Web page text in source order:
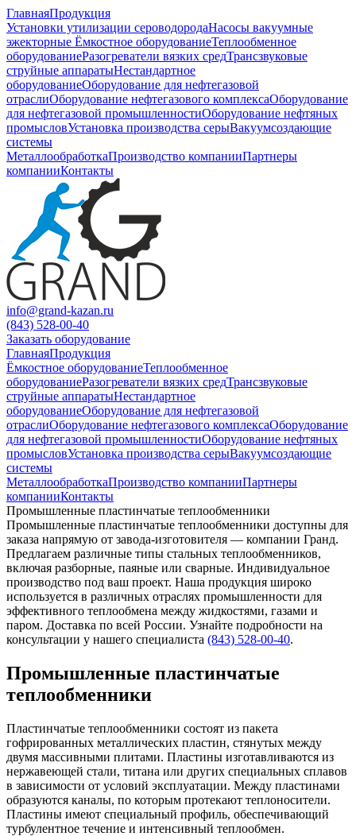
ГлавнаяПродукция
Установки утилизации сероводородаНасосы вакуумные
эжекторные Ёмкостное оборудованиеТеплообменное
оборудованиеРазогреватели вязких средТрансзвуковые
струйные аппаратыНестандартное
оборудованиеОборудование для нефтегазовой
отраслиОборудование нефтегазового комплексаОборудование
для нефтегазовой промышленностиОборудование нефтяных
промысловУстановка производства серыВакуумсоздающие
системы
МеталлообработкаПроизводство компанииПартнеры
компанииКонтакты
info@grand-kazan.ru
(843) 528-00-40
Заказать оборудование
ГлавнаяПродукция
Ёмкостное оборудованиеТеплообменное
оборудованиеРазогреватели вязких средТрансзвуковые
струйные аппаратыНестандартное
оборудованиеОборудование для нефтегазовой
отраслиОборудование нефтегазового комплексаОборудование
для нефтегазовой промышленностиОборудование нефтяных
промысловУстановка производства серыВакуумсоздающие
системы
МеталлообработкаПроизводство компанииПартнеры
компанииКонтакты
Промышленные пластинчатые теплообменники
Промышленные пластинчатые теплообменники доступны для
заказа напрямую от завода-изготовителя — компании Гранд.
Предлагаем различные типы стальных теплообменников,
включая разборные, паяные или сварные. Индивидуальное
производство под ваш проект. Наша продукция широко
используется в различных отраслях промышленности для
эффективного теплообмена между жидкостями, газами и
паром. Доставка по всей России. Узнайте подробности на
консультации у нашего специалиста (843) 528-00-40.
Промышленные пластинчатые
теплообменники
Пластинчатые теплообменники состоят из пакета
гофрированных металлических пластин, стянутых между
двумя массивными плитами. Пластины изготавливаются из
нержавеющей стали, титана или других специальных сплавов
в зависимости от условий эксплуатации. Между пластинами
образуются каналы, по которым протекают теплоносители.
Пластины имеют специальный профиль, обеспечивающий
турбулентное течение и интенсивный теплообмен.